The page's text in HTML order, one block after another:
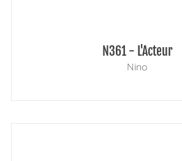
N361 - L'Acteur
Nino